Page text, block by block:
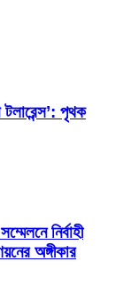
পৃথক
নির্বাহী
অঙ্গীকার